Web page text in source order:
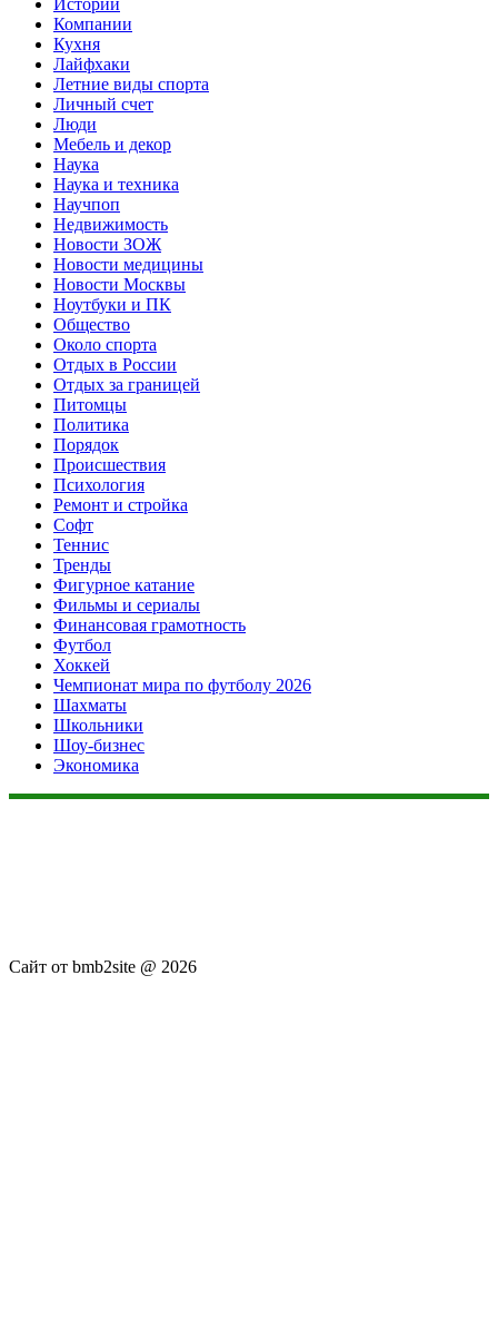
Компании
Кухня
Лайфхаки
Летние виды спорта
Личный счет
Люди
Мебель и декор
Наука
Наука и техника
Научпоп
Недвижимость
Новости ЗОЖ
Новости медицины
Новости Москвы
Ноутбуки и ПК
Общество
Около спорта
Отдых в России
Отдых за границей
Питомцы
Политика
Порядок
Происшествия
Психология
Ремонт и стройка
Софт
Теннис
Тренды
Фигурное катание
Фильмы и сериалы
Финансовая грамотность
Футбол
Хоккей
Чемпионат мира по футболу 2026
Шахматы
Школьники
Шоу-бизнес
Экономика
Сайт от bmb2site @ 2026